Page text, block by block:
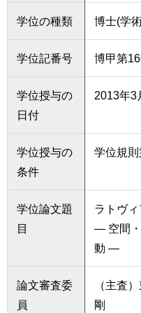
学位の種類 博士(学
学位記番号 博甲第
学位授与の
日付
2013年3
学位授与の
条件
学位規
学位論文題
目
ラトヴ
― 空間
動 ―
論文審査委
員
（主査
剛